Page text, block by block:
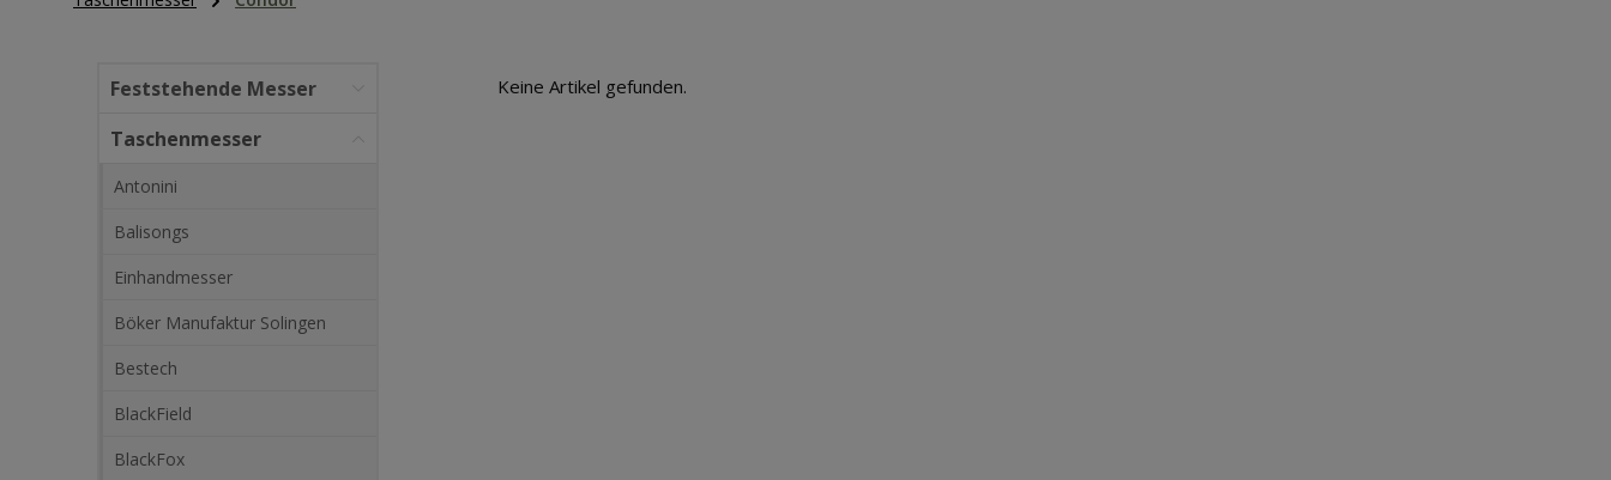
Feststehende Messer
Taschenmesser
Antonini
Balisongs
Einhandmesser
Böker Manufaktur Solingen
Bestech
BlackField
BlackFox
Keine Artikel gefunden.